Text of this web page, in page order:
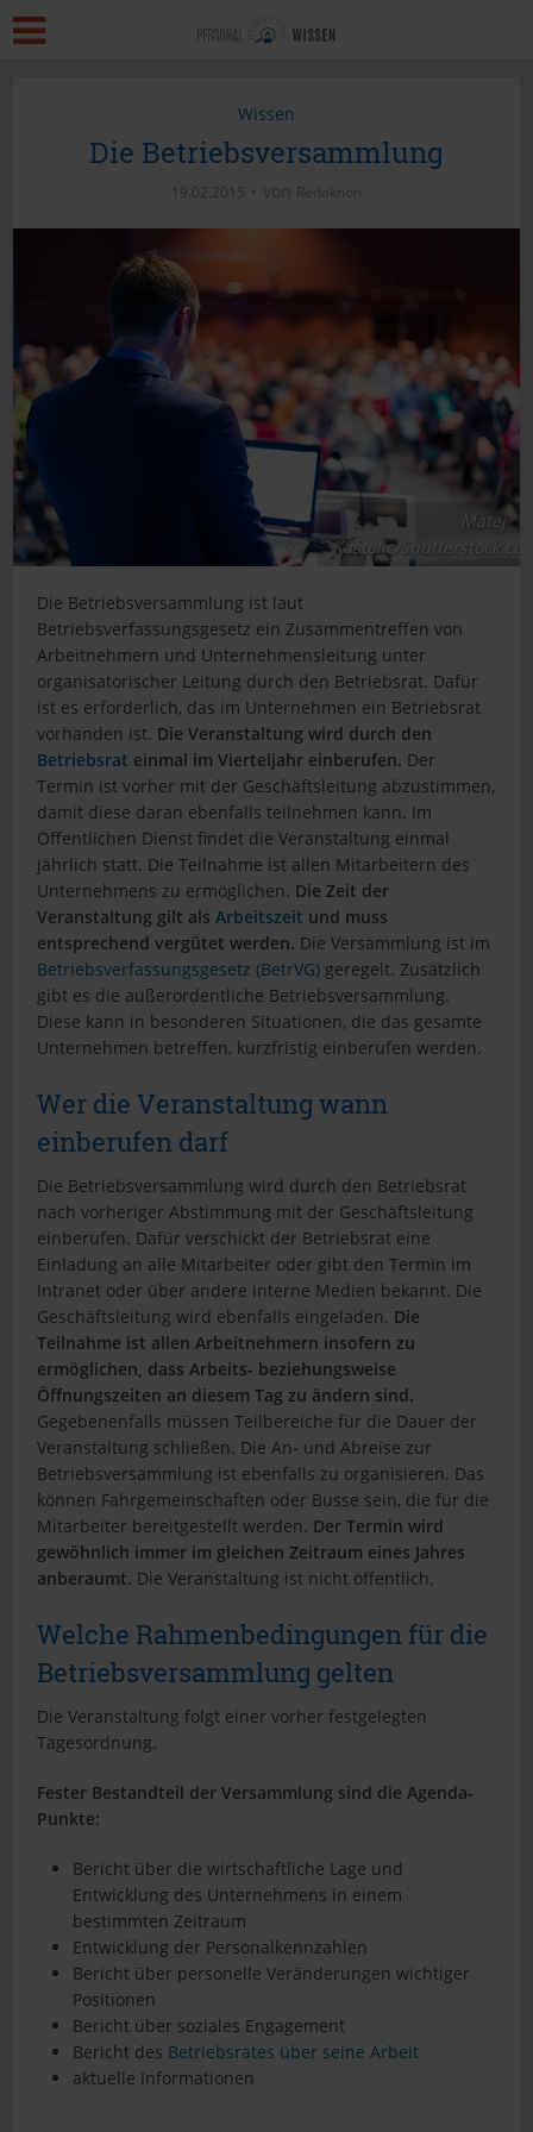
Wissen
Die Betriebsversammlung
19.02.2015 von Redaktion
Matej
Kastelic/
Die Betriebsversammlung ist laut
Betriebsverfassungsgesetz ein Zusammentreffen von
Arbeitnehmern und Unternehmensleitung unter
organisatorischer Leitung durch den Betriebsrat. Dafür
ist es erforderlich, das im Unternehmen ein Betriebsrat
vorhanden ist. Die Veranstaltung wird durch den
Betriebsrat einmal im Vierteljahr einberufen. Der
Termin ist vorher mit der Geschäftsleitung abzustimmen,
damit diese daran ebenfalls teilnehmen kann. Im
Öffentlichen Dienst findet die Veranstaltung einmal
jährlich statt. Die Teilnahme ist allen Mitarbeitern des
Unternehmens zu ermöglichen. Die Zeit der
Veranstaltung gilt alsArbeitszeit und muss
entsprechend vergütet werden. Die Versammlung ist im
Betriebsverfassungsgesetz (BetrVG) geregelt. Zusätzlich
gibt es die außerordentliche Betriebsversammlung.
Diese kann in besonderen Situationen, die das gesamte
Unternehmen betreffen, kurzfristig einberufen werden.
Wer die Veranstaltung wann
einberufen darf
Die Betriebsversammlung wird durch den Betriebsrat
nach vorheriger Abstimmung mit der Geschäftsleitung
einberufen. Dafür verschickt der Betriebsrat eine
Einladung an alle Mitarbeiter oder gibt den Termin im
Intranet oder über andere interne Medien bekannt. Die
Geschäftsleitung wird ebenfalls eingeladen. Die
Teilnahme ist allen Arbeitnehmern insofern zu
ermöglichen, dass Arbeits- beziehungsweise
Öffnungszeiten an diesem Tag zu ändern sind.
Gegebenenfalls müssen Teilbereiche für die Dauer der
Veranstaltung schließen. Die An- und Abreise zur
Betriebsversammlung ist ebenfalls zu organisieren. Das
können Fahrgemeinschaften oder Busse sein, die für die
Mitarbeiter bereitgestellt werden. Der Termin wird
gewöhnlich immer im gleichen Zeitraum eines Jahres
anberaumt. Die Veranstaltung ist nicht öffentlich.
Welche Rahmenbedingungen für die
Betriebsversammlung gelten
Die Veranstaltung folgt einer vorher festgelegten
Tagesordnung.
Fester Bestandteil der Versammlung sind die Agenda-
Punkte:
Bericht über die wirtschaftliche Lage und
Entwicklung des Unternehmens in einem
bestimmten Zeitraum
Entwicklung der Personalkennzahlen
Bericht über personelle Veränderungen wichtiger
Positionen
Bericht über soziales Engagement
Bericht des Betriebsrates über seine Arbeit
aktuelle Informationen